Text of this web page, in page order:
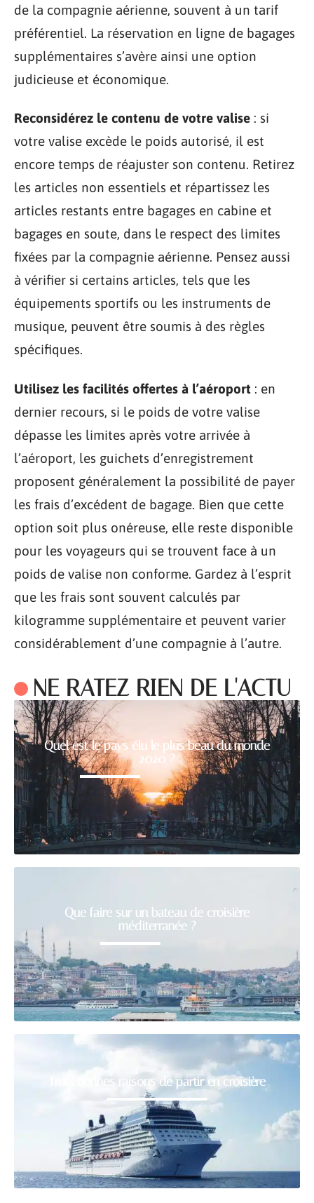
de la compagnie aérienne, souvent à un tarif
préférentiel. La réservation en ligne de bagages
supplémentaires s’avère ainsi une option
judicieuse et économique.
Reconsidérez le contenu de votre valise : si
votre valise excède le poids autorisé, il est
encore temps de réajuster son contenu. Retirez
les articles non essentiels et répartissez les
articles restants entre bagages en cabine et
bagages en soute, dans le respect des limites
fixées par la compagnie aérienne. Pensez aussi
à vérifier si certains articles, tels que les
équipements sportifs ou les instruments de
musique, peuvent être soumis à des règles
spécifiques.
Utilisez les facilités offertes à l’aéroport : en
dernier recours, si le poids de votre valise
dépasse les limites après votre arrivée à
l’aéroport, les guichets d’enregistrement
proposent généralement la possibilité de payer
les frais d’excédent de bagage. Bien que cette
option soit plus onéreuse, elle reste disponible
pour les voyageurs qui se trouvent face à un
poids de valise non conforme. Gardez à l’esprit
que les frais sont souvent calculés par
kilogramme supplémentaire et peuvent varier
considérablement d’une compagnie à l’autre.
NE RATEZ RIEN DE L'ACTU
Quel est le pays élu le plus beau du monde
2020 ?
Que faire sur un bateau de croisière
méditerranée ?
Trois bonnes raisons de partir en croisière